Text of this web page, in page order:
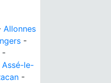
Allonnes
-
-
Assé-le-
-